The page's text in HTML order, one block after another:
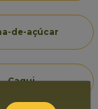
de-açúcar
Caqui